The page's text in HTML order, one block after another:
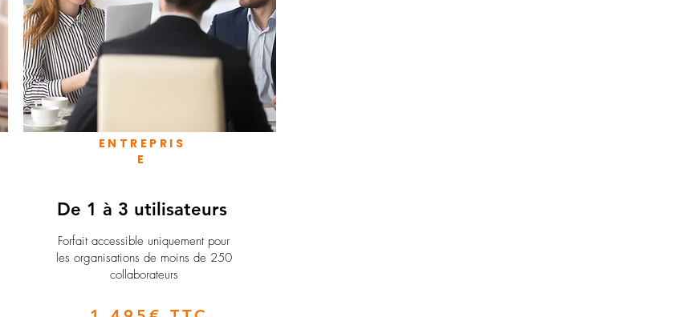
ENTREPRIS
E
De 1 à 3 utilisateurs
Forfait accessible uniquement pour
les organisations de moins de 250
collaborateurs